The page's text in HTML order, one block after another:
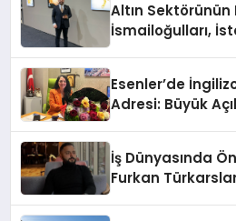
Altın Sektörünün
İsmailoğulları,
Esenler’de
Adresi: Büyük
İş Dünyasında
Furkan